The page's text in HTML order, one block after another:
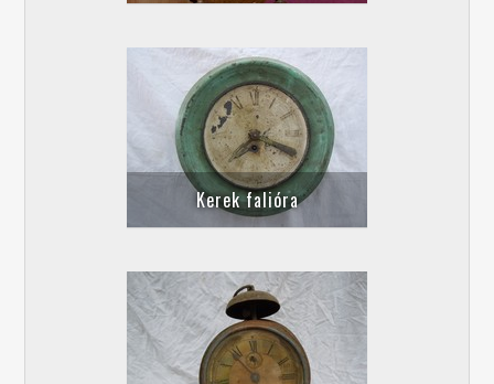
Kerek falióra